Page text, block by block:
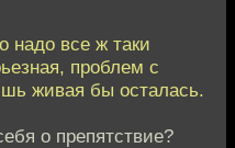
надо все ж таки
проблем с
живая бы осталась.
о препятствие?